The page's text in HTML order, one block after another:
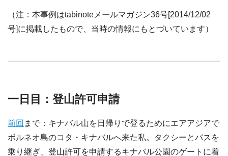
（注：本事例はtabinoteメールマガジン36号[2014/12/02
号]に掲載したもので、当時の情報にもとづいています）
一日目：登山許可申請
前回 まで：キナバル山を日帰りで登るためにエアアジアで
ボルネオ島のコタ・キナバルへ来た私。タクシーとバスを
乗り継ぎ、登山許可を申請するキナバル公園のゲートに着